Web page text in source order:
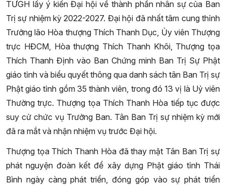
TƯGH lấy ý kiến Đại hội về thành phần nhân sự của Ban
Trị sự nhiệm kỳ 2022-2027. Đại hội đã nhất tâm cung thỉnh
Trưởng lão Hòa thượng Thích Thanh Dục, Ủy viên Thượng
trực HĐCM, Hòa thượng Thích Thanh Khôi, Thượng tọa
Thích Thanh Định vào Ban Chứng minh Ban Trị Sự Phật
giáo tỉnh và biểu quyết thông qua danh sách tân Ban Trị sự
Phật giáo tỉnh gồm 35 thành viên, trong đó 13 vị là Uỷ viên
Thường trực. Thượng tọa Thích Thanh Hòa tiếp tục được
suy cử chức vụ Trưởng Ban. Tân Ban Trị sự nhiệm kỳ mới
đã ra mắt và nhận nhiệm vụ trước Đại hội.
Thượng tọa Thích Thanh Hòa đã thay mặt Tân Ban Trị sự
phát nguyện đoàn kết để xây dựng Phật giáo tỉnh Thái
Bình ngày càng phát triển, đóng góp vào sự phát triển